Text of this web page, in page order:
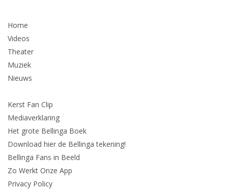
Home
Videos
Theater
Muziek
Nieuws
Kerst Fan Clip
Mediaverklaring
Het grote Bellinga Boek
Download hier de Bellinga tekening!
Bellinga Fans in Beeld
Zo Werkt Onze App
Privacy Policy